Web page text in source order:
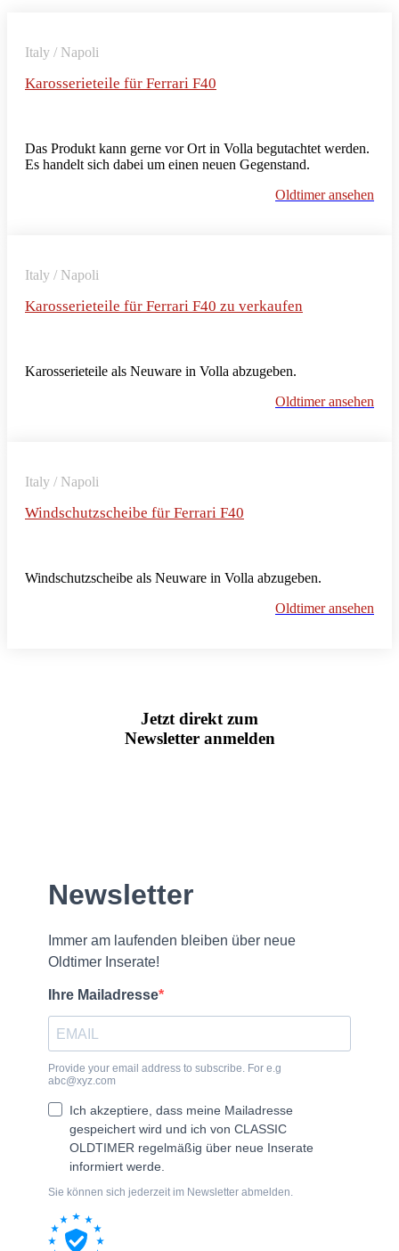
Italy / Napoli
Karosserieteile für Ferrari F40
Das Produkt kann gerne vor Ort in Volla begutachtet werden.
Es handelt sich dabei um einen neuen Gegenstand.
Oldtimer ansehen
Italy / Napoli
Karosserieteile für Ferrari F40 zu verkaufen
Karosserieteile als Neuware in Volla abzugeben.
Oldtimer ansehen
Italy / Napoli
Windschutzscheibe für Ferrari F40
Windschutzscheibe als Neuware in Volla abzugeben.
Oldtimer ansehen
Jetzt direkt zum
Newsletter anmelden